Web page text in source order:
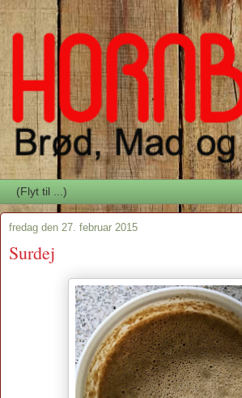
fredag den 27. februar 2015
Surdej